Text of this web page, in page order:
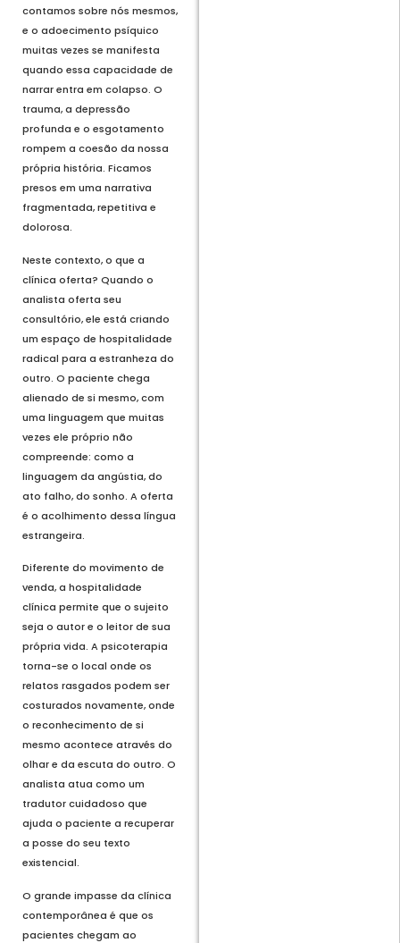
contamos sobre nós mesmos,
e o adoecimento psíquico
muitas vezes se manifesta
quando essa capacidade de
narrar entra em colapso. O
trauma, a depressão
profunda e o esgotamento
rompem a coesão da nossa
própria história. Ficamos
presos em uma narrativa
fragmentada, repetitiva e
dolorosa.
Neste contexto, o que a
clínica oferta? Quando o
analista oferta seu
consultório, ele está criando
um espaço de hospitalidade
radical para a estranheza do
outro. O paciente chega
alienado de si mesmo, com
uma linguagem que muitas
vezes ele próprio não
compreende: como a
linguagem da angústia, do
ato falho, do sonho. A oferta
é o acolhimento dessa língua
estrangeira.
Diferente do movimento de
venda, a hospitalidade
clínica permite que o sujeito
seja o autor e o leitor de sua
própria vida. A psicoterapia
torna-se o local onde os
relatos rasgados podem ser
costurados novamente, onde
o reconhecimento de si
mesmo acontece através do
olhar e da escuta do outro. O
analista atua como um
tradutor cuidadoso que
ajuda o paciente a recuperar
a posse do seu texto
existencial.
O grande impasse da clínica
contemporânea é que os
pacientes chegam ao